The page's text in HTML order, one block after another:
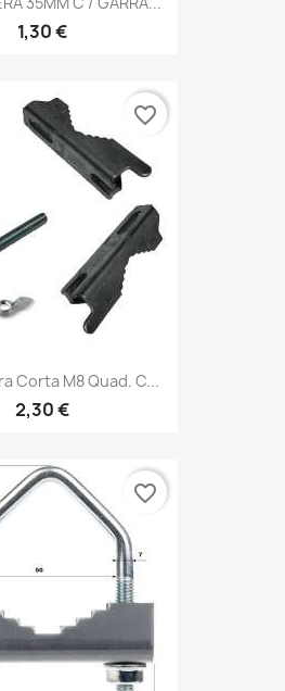
1,30 €
Corta M8 Quad. C...
2,30 €
favorite_border
favorite_border